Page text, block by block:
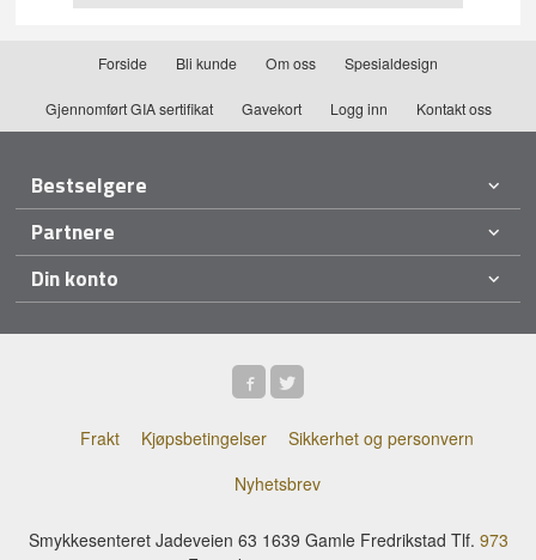
Forside Bli kunde Om oss Spesialdesign
Gjennomført GIA sertifikat Gavekort Logg inn Kontakt oss
Bestselgere
Partnere
Din konto
Frakt Kjøpsbetingelser
Sikkerhet og personvern
Nyhetsbrev
Smykkesenteret Jadeveien 63 1639 Gamle Fredrikstad Tlf. 973